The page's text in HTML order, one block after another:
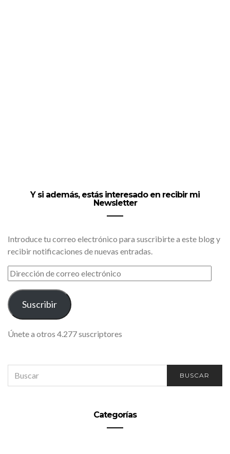
Y si además, estás interesado en recibir mi
Newsletter
Introduce tu correo electrónico para suscribirte a este blog y
recibir notificaciones de nuevas entradas.
DIRECCIÓN
DE
CORREO
ELECTRÓNICO
Suscribir
Únete a otros 4.277 suscriptores
FOR:
BUSCAR
Categorías